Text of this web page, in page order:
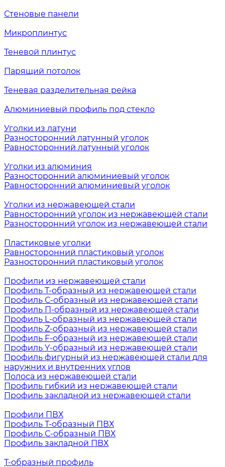
Стеновые панели
Микроплинтус
Теневой плинтус
Парящий потолок
Теневая разделительная рейка
Алюминиевый профиль под стекло
Уголки из латуни
Разносторонний латунный уголок
Равносторонний латунный уголок
Уголки из алюминия
Разносторонний алюминиевый уголок
Равносторонний алюминиевый уголок
Уголки из нержавеющей стали
Равносторонний уголок из нержавеющей стали
Разносторонний уголок из нержавеющей стали
Пластиковые уголки
Равносторонний пластиковый уголок
Разносторонний пластиковый уголок
Профили из нержавеющей стали
Профиль Т-образный из нержавеющей стали
Профиль С-образный из нержавеющей стали
Профиль П-образный из нержавеющей стали
Профиль L-образный из нержавеющей стали
Профиль Z-образный из нержавеющей стали
Профиль F-образный из нержавеющей стали
Профиль Y-образный из нержавеющей стали
Профиль фигурный из нержавеющей стали для
наружних и внутренних углов
Полоса из нержавеющей стали
Профиль гибкий из нержавеющей стали
Профиль закладной из нержавеющей стали
Профили ПВХ
Профиль Т-образный ПВХ
Профиль С-образный ПВХ
Профиль закладной ПВХ
Т-образный профиль